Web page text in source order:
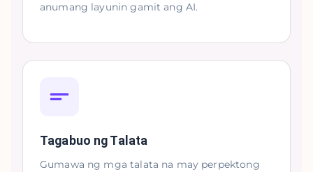
anumang layunin gamit ang AI.
Tagabuo ng Talata
Gumawa ng mga talata na may perpektong